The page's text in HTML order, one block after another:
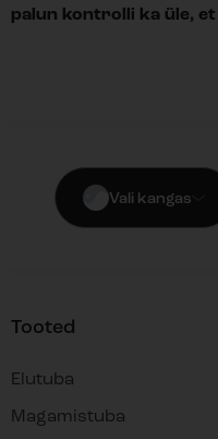
palun kontrolli ka üle,
Vali kangas
Tooted
Elutuba
Magamistuba